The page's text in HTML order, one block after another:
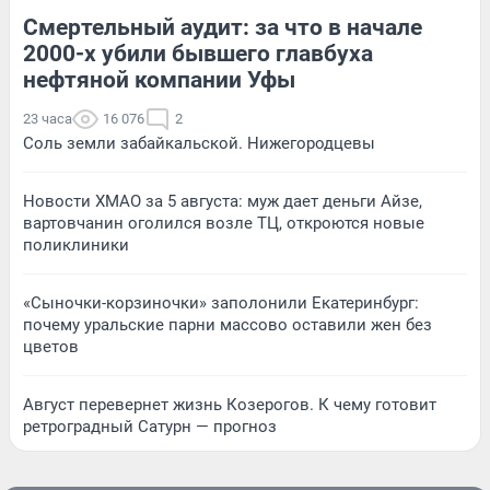
Смертельный аудит: за что в начале
2000-х убили бывшего главбуха
нефтяной компании Уфы
23 часа 16 076 2
Соль земли забайкальской. Нижегородцевы
Новости ХМАО за 5 августа: муж дает деньги Айзе,
вартовчанин оголился возле ТЦ, откроются новые
поликлиники
«Сыночки-корзиночки» заполонили Екатеринбург:
почему уральские парни массово оставили жен без
цветов
Август перевернет жизнь Козерогов. К чему готовит
ретроградный Сатурн — прогноз